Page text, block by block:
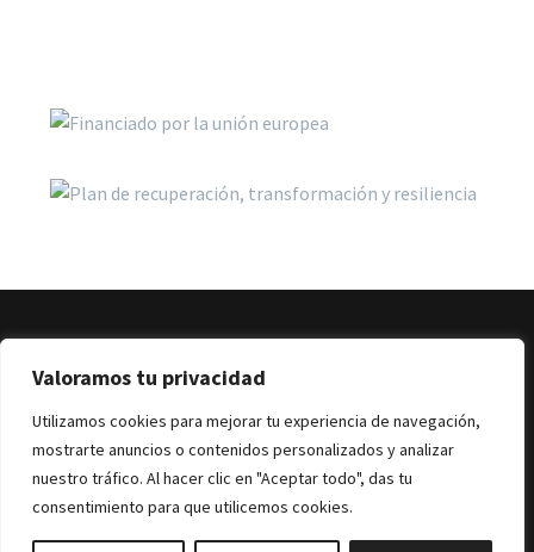
Valoramos tu privacidad
Utilizamos cookies para mejorar tu experiencia de navegación,
mostrarte anuncios o contenidos personalizados y analizar
nuestro tráfico. Al hacer clic en "Aceptar todo", das tu
consentimiento para que utilicemos cookies.
Política de Privacidad Aviso Legal
Política de Cookies
Contacto